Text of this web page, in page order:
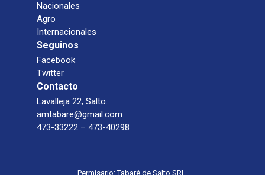
Nacionales
Agro
Internacionales
Seguinos
Facebook
Twitter
Contacto
Lavalleja 22, Salto.
amtabare@gmail.com
473-33222 – 473-40298
Permisario: Tabaré de Salto SRL.